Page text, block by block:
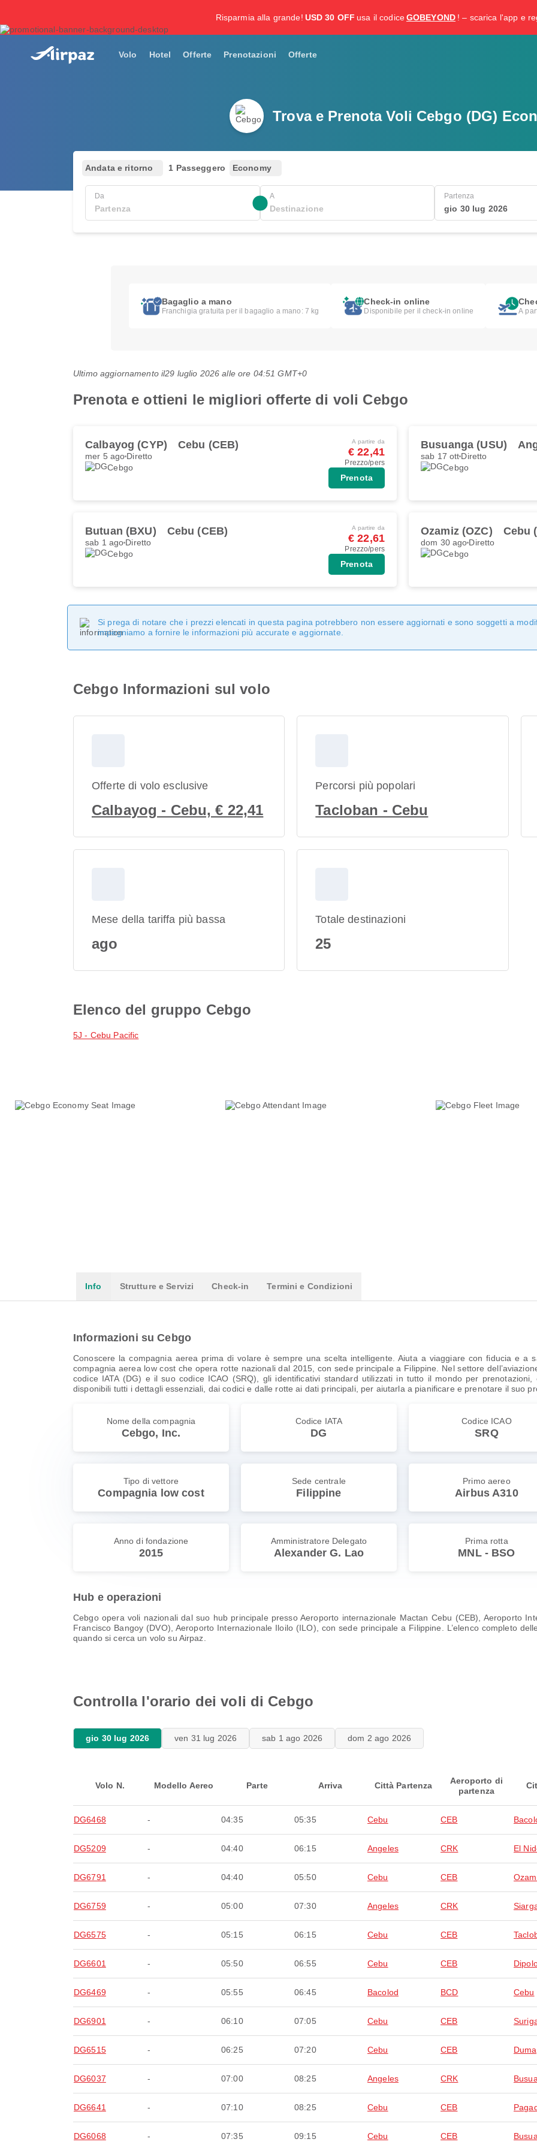
Risparmia alla grande! USD 30 OFF usa il codiceGOBEYOND ! – scarica l'app e
Volo Hotel Offerte Prenotazioni Offerte
Trova e Prenota Voli Cebgo (DG)
Andata e ritorno 1 Passeggero Economy
Da A Partenza
gio 30 lug 2026
Bagaglio a mano
Franchigia gratuita per il bagaglio a mano: 7 kg
Check-in online
Disponibile per il check-in online A
Ultimo aggiornamento il29 luglio 2026 alle ore 04:51 GMT+0
Prenota e ottieni le migliori offerte di voli Cebgo
Calbayog (CYP) Cebu (CEB)
mer 5 ago Diretto
Cebgo
A partire da
€ 22,41
Prezzo/pers
Prenota
Busuanga (USU)
sab 17 ott Diretto
Cebgo
Butuan (BXU) Cebu (CEB)
sab 1 ago Diretto
Cebgo
A partire da
€ 22,61
Prezzo/pers
Prenota
Ozamiz (OZC) Cebu
dom 30 ago Diretto
Cebgo
Si prega di notare che i prezzi elencati in questa pagina potrebbero non essere aggiornati e sono soggetti a
impegniamo a fornire le informazioni più accurate e aggiornate.
Cebgo Informazioni sul volo
Offerte di volo esclusive
Calbayog - Cebu, € 22,41
Percorsi più popolari
Tacloban - Cebu
Mese della tariffa più bassa
ago
Totale destinazioni
25
Elenco del gruppo Cebgo
5J - Cebu Pacific
Info Strutture e Servizi Check-in Termini e Condizioni
Informazioni su Cebgo
Conoscere la compagnia aerea prima di volare è sempre una scelta intelligente. Aiuta a viaggiare con fiducia e a
compagnia aerea low cost che opera rotte nazionali dal 2015, con sede principale a Filippine. Nel settore
codice IATA (DG) e il suo codice ICAO (SRQ), gli identificativi standard utilizzati in tutto il mondo per
disponibili tutti i dettagli essenziali, dai codici e dalle rotte ai dati principali, per aiutarla a pianificare e prenotare il suo
Nome della compagnia
Cebgo, Inc.
Codice IATA
DG
Codice ICAO
SRQ
Tipo di vettore
Compagnia low cost
Sede centrale
Filippine
Primo aereo
Airbus A310
Anno di fondazione
2015
Amministratore Delegato
Alexander G. Lao
Prima rotta
MNL - BSO
Hub e operazioni
Cebgo opera voli nazionali dal suo hub principale presso Aeroporto internazionale Mactan Cebu (CEB), Aeroporto
Francisco Bangoy (DVO), Aeroporto Internazionale Iloilo (ILO), con sede principale a Filippine. L’elenco completo
quando si cerca un volo su Airpaz.
Controlla l'orario dei voli di Cebgo
gio 30 lug 2026 ven 31 lug 2026 sab 1 ago 2026 dom 2 ago 2026
Volo N. Modello Aereo Parte Arriva Città Partenza
Aeroporto di
partenza
DG6468 - 04:35 05:35 Cebu CEB
DG5209 - 04:40 06:15 Angeles CRK El
DG6791 - 04:40 05:50 Cebu CEB
DG6759 - 05:00 07:30 Angeles CRK
DG6575 - 05:15 06:15 Cebu CEB
DG6601 - 05:50 06:55 Cebu CEB
DG6469 - 05:55 06:45 Bacolod BCD Cebu
DG6901 - 06:10 07:05 Cebu CEB
DG6515 - 06:25 07:20 Cebu CEB
DG6037 - 07:00 08:25 Angeles CRK
DG6641 - 07:10 08:25 Cebu CEB
DG6068 - 07:35 09:15 Cebu CEB